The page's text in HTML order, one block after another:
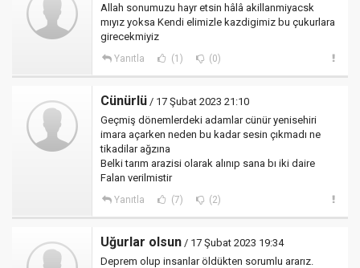
Allah sonumuzu hayr etsin hâlâ akillanmiyacsk
mıyız yoksa Kendi elimizle kazdigimiz bu çukurlara
girecekmiyiz
Yanıtla (1) (0)
Cünürlü / 17 Şubat 2023 21:10
Geçmiş dönemlerdeki adamlar cünür yenisehiri
imara açarken neden bu kadar sesin çıkmadı ne
tikadilar ağzına
Belki tarım arazisi olarak alınıp sana bı iki daire
Falan verilmistir
Yanıtla (7) (2)
Uğurlar olsun / 17 Şubat 2023 19:34
Deprem olup insanlar öldükten sorumlu ararız.